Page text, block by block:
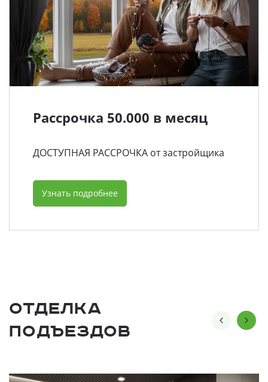
Рассрочка 50.000 в месяц
ДОСТУПНАЯ РАССРОЧКА от застройщика
Узнать подробнее
Отделка
подъездов